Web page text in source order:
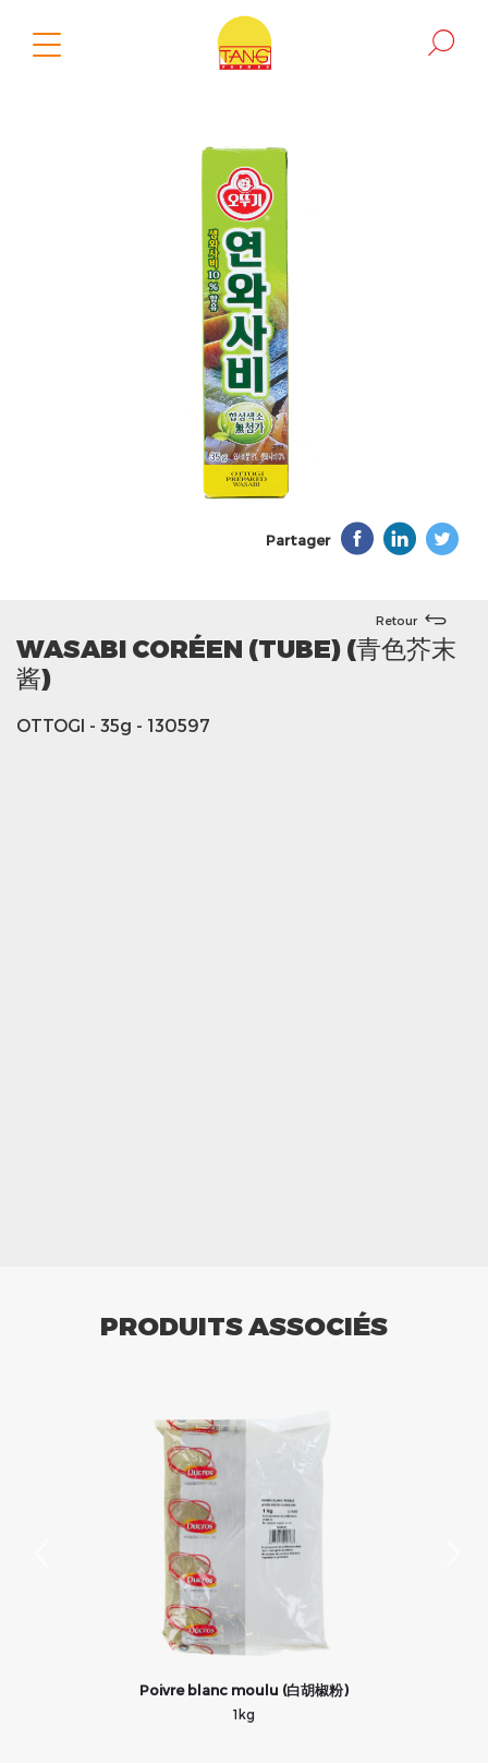
Partager
Retour
WASABI CORÉEN (TUBE) (青色芥末
酱)
OTTOGI - 35g - 130597
PRODUITS ASSOCIÉS
Poivre blanc moulu (白胡椒粉)
1kg